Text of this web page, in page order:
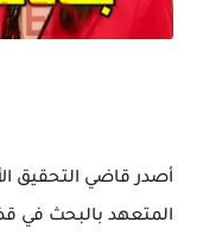
أصدر قاضي التحقيق
المتعهد بالبحث في